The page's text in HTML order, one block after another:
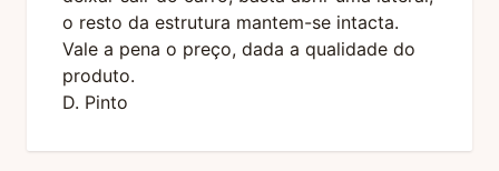
o resto da estrutura mantem-se intacta.
Vale a pena o preço, dada a qualidade do
produto.
D. Pinto